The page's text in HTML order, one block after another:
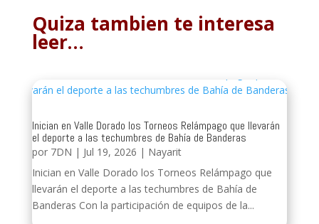
Quiza tambien te interesa
leer…
Inician en Valle Dorado los Torneos Relámpago que llevarán
el deporte a las techumbres de Bahía de Banderas
por 7DN | Jul 19, 2026 | Nayarit
Inician en Valle Dorado los Torneos Relámpago que
llevarán el deporte a las techumbres de Bahía de
Banderas Con la participación de equipos de la...